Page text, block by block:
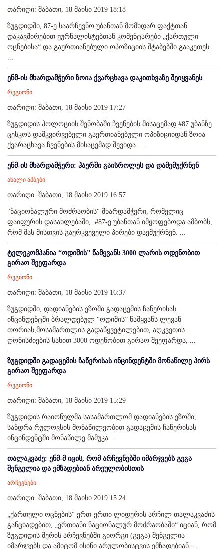
თარიღი: შაბათი, 18 მაისი 2019 18:18
ზუგდიდში, 87-ე საარჩევნო უბანთან მომხდარ ფაქტთან
დაკავშირებით ჟურნალისტებთან კომენტარები „ქართული
ოცნებისა“ და გაერთიანებული ოპოზიციის შტაბებში გააკეთეს.
...
ენმ-ის მხარდამჭერი ზოია ქვარცხავა დაკითხვაზე შეიყვანეს
რეგიონი
თარიღი: შაბათი, 18 მაისი 2019 17:27
ზუგდიდის პოლოციის შენობაში ჩვენების მისაცემად #87 უბანზე
ცესკოს დამკვირვებელი გაერთიანებული ოპიზიციიდან ზოია
ქვარაცხავა ჩვენების მისაცემად შევიდა. ...
ენმ-ის მხარდამჭერი: ჰაერში გაისროლეს და დამემუქრნენ
ახალი ამბები
თარიღი: შაბათი, 18 მაისი 2019 16:57
"ნაციონალური მოძრაობის" მხარდამჭერი, რომელიც
ფაიფურის დასახლებაში, #87-ე უბანთან იმყოფებოდა ამბობს,
რომ მას მისთვის გაურკვეველი პირები დაემუქრნენ. ...
ტელეკომპანია “ოდიშის” წამყვანს 3000 ლარის ოდენობით
გირაო შეეფარდა
რეგიონი
თარიღი: შაბათი, 18 მაისი 2019 16:37
ზუგდიდში, დადიანების ეზოში გადაცემის ჩაწერისას
ინცინდენტში ბრალდებულ “ოდიშის” წამყვანს ლევან
თორიას,მოსამართლის გადაწყვეტილებით, აღკვეთის
ღონისძიების სახით 3000 ოდენობით გირაო შეეფარდა, ...
ზუგდიდში გადაცემის ჩაწერისას ინცინდენტში მონაწილე პირს
გირაო შეეფარდა
რეგიონი
თარიღი: შაბათი, 18 მაისი 2019 15:29
ზუგდიდის რაიონულმა სასამართლომ დადიანების ეზოში,
სანდრა რულოვსის მონაწილეობით გადაცემის ჩაწერისას
ინცინდენტში მონაწილე მამუკა ...
თალაკვაძე: ენმ-მ იცის, რომ არჩევნებში იმარჯვებს გეგა
შენგელია და ემზადებიან არეულობისთის
არჩევნები
თარიღი: შაბათი, 18 მაისი 2019 15:24
„ქართული ოცნების“ ერთ-ერთი ლიდერის არჩილ თალაკვაძის
განცხადებით, „ერთიანი ნაციონალურ მოძრაობაში“ იციან, რომ
ზუგდიდის მერის არჩევნებში გიორგი (გეგა) შენგელია
იმარჯვებს და ამიტომ ისინი არულობისტვის ემზადებიან. ...